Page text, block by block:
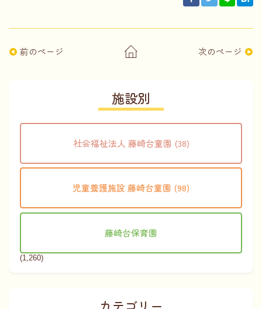
前のページ 次のページ
施設別
社会福祉法人 藤崎台童園 (38)
児童養護施設 藤崎台童園 (98)
藤崎台保育園
(1,260)